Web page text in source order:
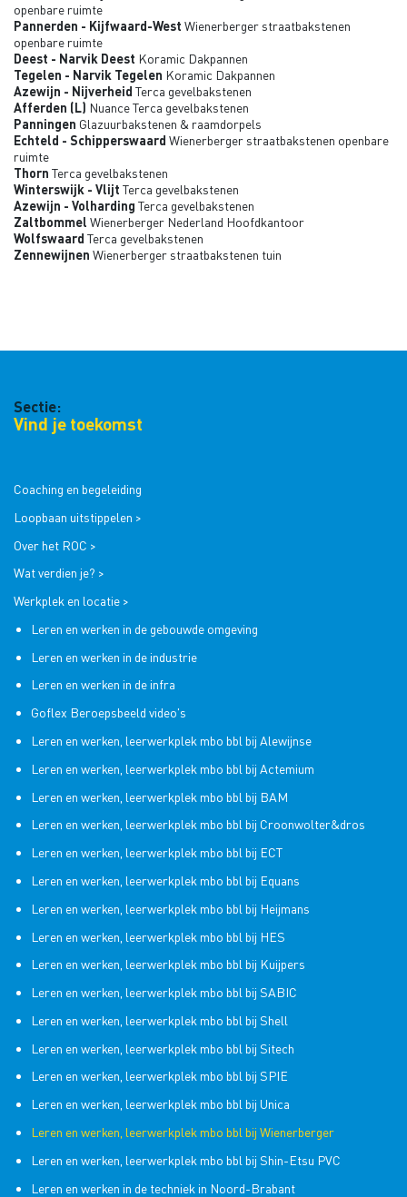
openbare ruimte
Pannerden - Kijfwaard-West Wienerberger straatbakstenen
openbare ruimte
Deest - Narvik Deest Koramic Dakpannen
Tegelen - Narvik Tegelen Koramic Dakpannen
Azewijn - Nijverheid Terca gevelbakstenen
Afferden (L) Nuance Terca gevelbakstenen
Panningen Glazuurbakstenen & raamdorpels
Echteld - Schipperswaard Wienerberger straatbakstenen openbare
ruimte
Thorn Terca gevelbakstenen
Winterswijk - Vlijt Terca gevelbakstenen
Azewijn - Volharding Terca gevelbakstenen
Zaltbommel Wienerberger Nederland Hoofdkantoor
Wolfswaard Terca gevelbakstenen
Zennewijnen Wienerberger straatbakstenen tuin
Sectie:
Vind je toekomst
Coaching en begeleiding
Loopbaan uitstippelen >
Over het ROC >
Wat verdien je? >
Werkplek en locatie >
Leren en werken in de gebouwde omgeving
Leren en werken in de industrie
Leren en werken in de infra
Goflex Beroepsbeeld video's
Leren en werken, leerwerkplek mbo bbl bij Alewijnse
Leren en werken, leerwerkplek mbo bbl bij Actemium
Leren en werken, leerwerkplek mbo bbl bij BAM
Leren en werken, leerwerkplek mbo bbl bij Croonwolter&dros
Leren en werken, leerwerkplek mbo bbl bij ECT
Leren en werken, leerwerkplek mbo bbl bij Equans
Leren en werken, leerwerkplek mbo bbl bij Heijmans
Leren en werken, leerwerkplek mbo bbl bij HES
Leren en werken, leerwerkplek mbo bbl bij Kuijpers
Leren en werken, leerwerkplek mbo bbl bij SABIC
Leren en werken, leerwerkplek mbo bbl bij Shell
Leren en werken, leerwerkplek mbo bbl bij Sitech
Leren en werken, leerwerkplek mbo bbl bij SPIE
Leren en werken, leerwerkplek mbo bbl bij Unica
Leren en werken, leerwerkplek mbo bbl bij Wienerberger
Leren en werken, leerwerkplek mbo bbl bij Shin-Etsu PVC
Leren en werken in de techniek in Noord-Brabant